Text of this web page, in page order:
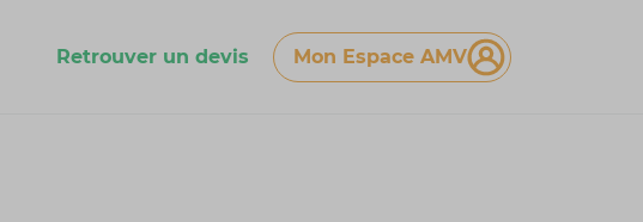
Retrouver un devis Mon Espace AMV